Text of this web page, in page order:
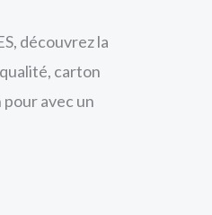
découvrez la
carton
avec un